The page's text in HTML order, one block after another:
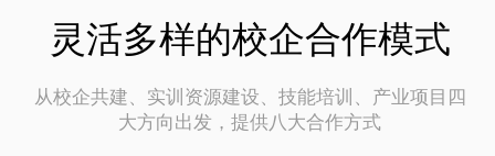
灵活多样的校企合作模式
从校企共建、实训资源建设、技能培训、产业项目四
大方向出发，提供八大合作方式